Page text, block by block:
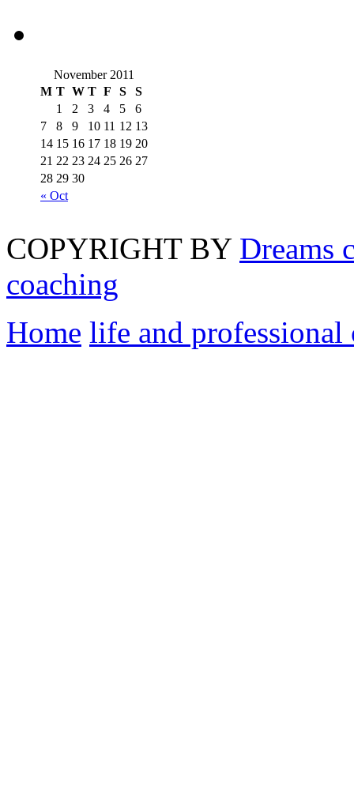
November 2011
M T W T F S S
« Oct
1 2 3 4 5
6
7
8 9 10 11 12 13
14 15 16 17 18 19 20
21 22 23 24 25 26 27
28 29 30
COPYRIGHT BY Dreams
coaching
Home life and professional